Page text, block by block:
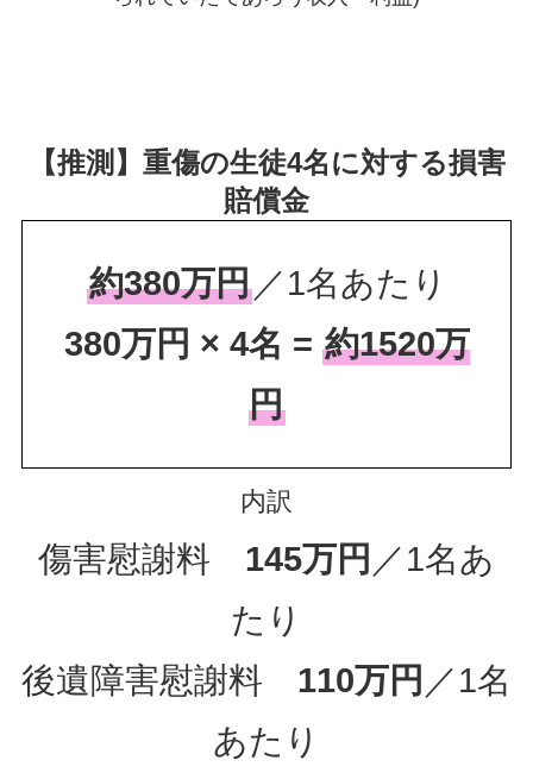
【推測】重傷の生徒4名に対する損害
賠償金
約380万円／1名あたり
380万円 × 4名 = 約1520万
円
内訳
傷害慰謝料 145万円 ／1名あ
たり
後遺障害慰謝料 110万円 ／1名
あたり